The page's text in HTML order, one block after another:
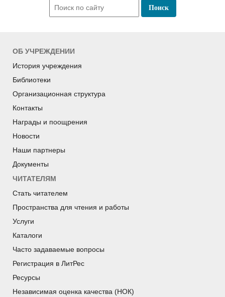
ОБ УЧРЕЖДЕНИИ
История учреждения
Библиотеки
Организационная структура
Контакты
Награды и поощрения
Новости
Наши партнеры
Документы
ЧИТАТЕЛЯМ
Стать читателем
Пространства для чтения и работы
Услуги
Каталоги
Часто задаваемые вопросы
Регистрация в ЛитРес
Ресурсы
Независимая оценка качества (НОК)